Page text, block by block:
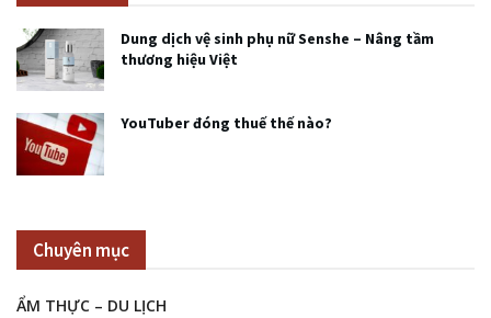
Dung dịch vệ sinh phụ nữ Senshe – Nâng tầm
thương hiệu Việt
YouTuber đóng thuế thế nào?
Chuyên mục
ẨM THỰC – DU LỊCH